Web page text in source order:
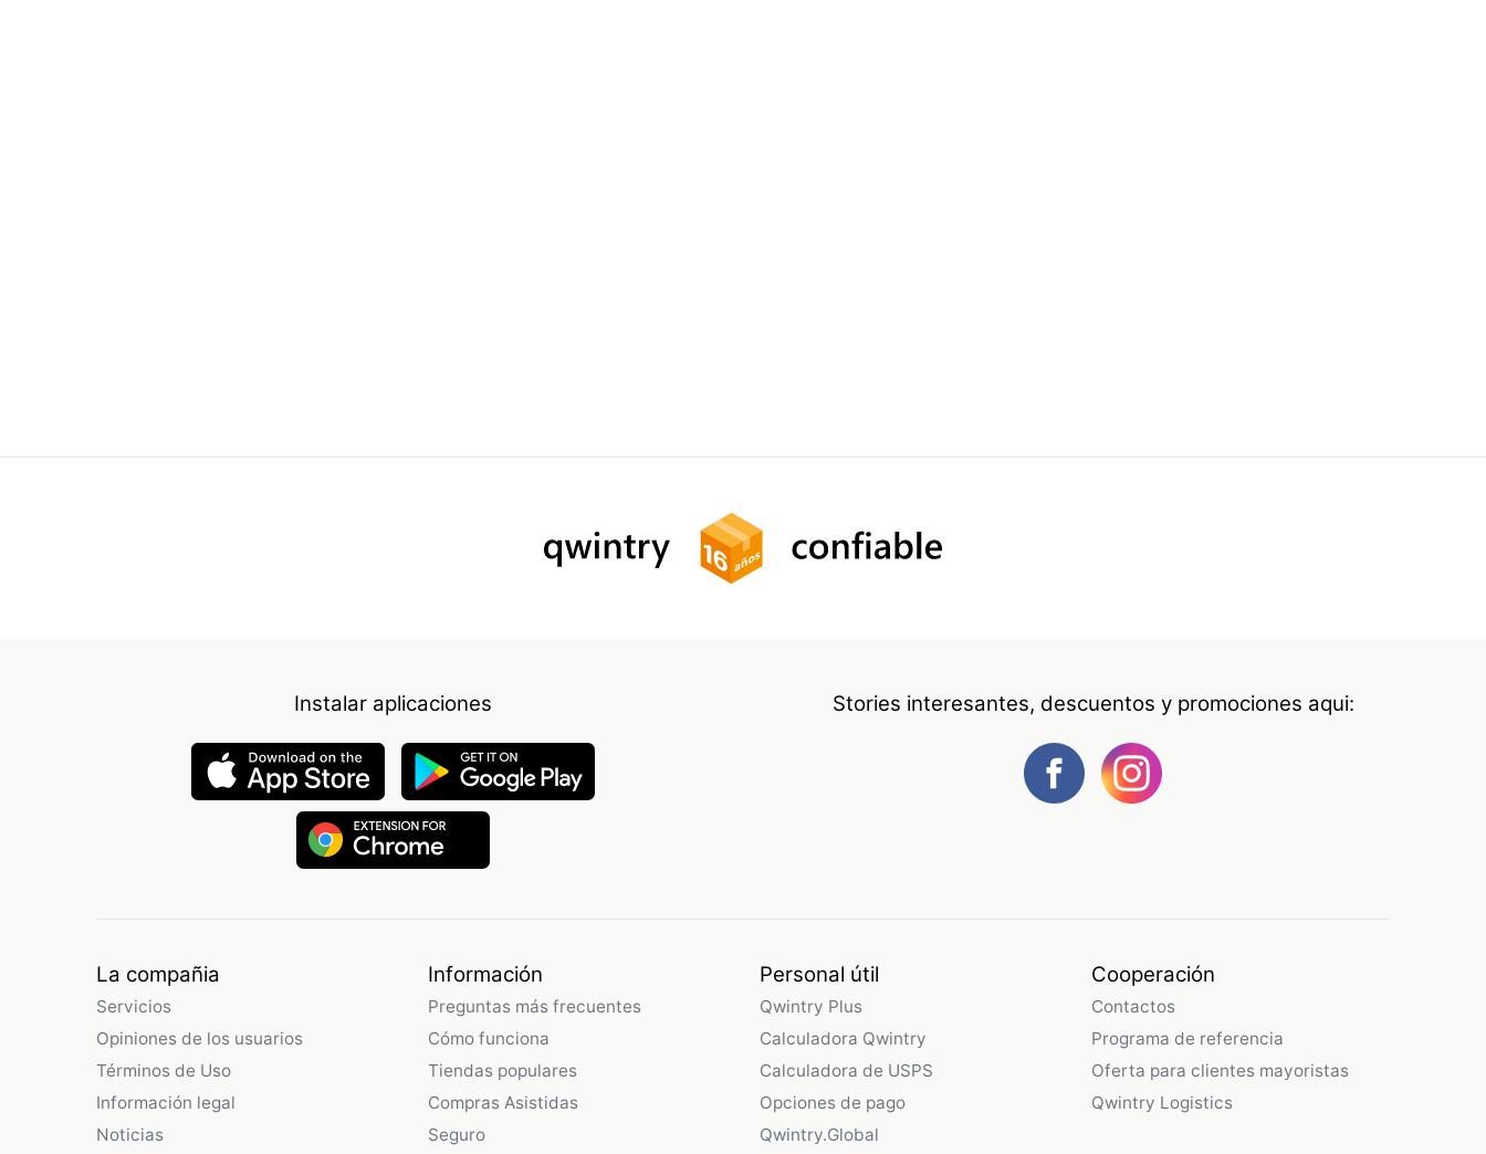
Instalar aplicaciones Stories interesantes, descuentos y promociones aqui:
La compañia
Servicios
Opiniones de los usuarios
Términos de Uso
Información legal
Noticias
Información
Preguntas más frecuentes
Cómo funciona
Tiendas populares
Compras Asistidas
Seguro
Personal útil
Qwintry Plus
Calculadora Qwintry
Calculadora de USPS
Opciones de pago
Qwintry.Global
Cooperación
Contactos
Programa de referencia
Oferta para clientes mayoristas
Qwintry Logistics